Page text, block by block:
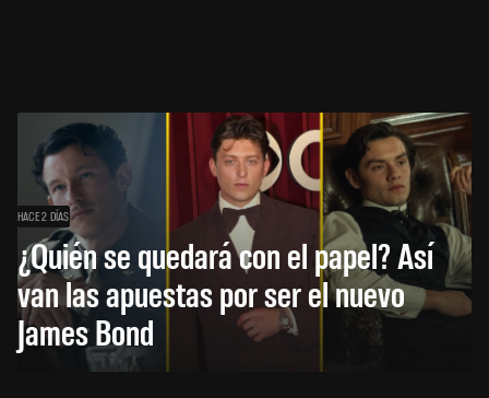
HACE 2 DÍAS
¿Quién se quedará con el papel? Así
van las apuestas por ser el nuevo
James Bond